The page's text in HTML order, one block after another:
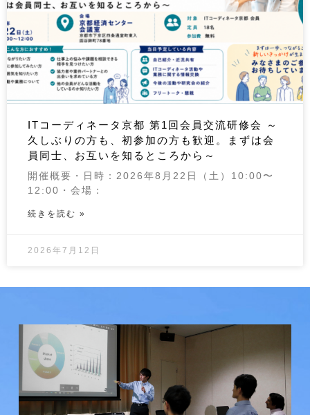
ITコーディネータ京都 第1回会員交流研修会 ～
久しぶりの方も、初参加の方も歓迎。まずは会
員同士、お互いを知るところから～
開催概要・日時：2026年8月22日（土）10:00〜
12:00・会場：
続きを読む »
2026年7月12日